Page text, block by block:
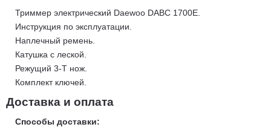
Триммер электрический Daewoo DABC 1700E.
Инструкция по эксплуатации.
Наплечный ремень.
Катушка с леской.
Режущий 3-Т нож.
Комплект ключей.
Доставка и оплата
Способы доставки: